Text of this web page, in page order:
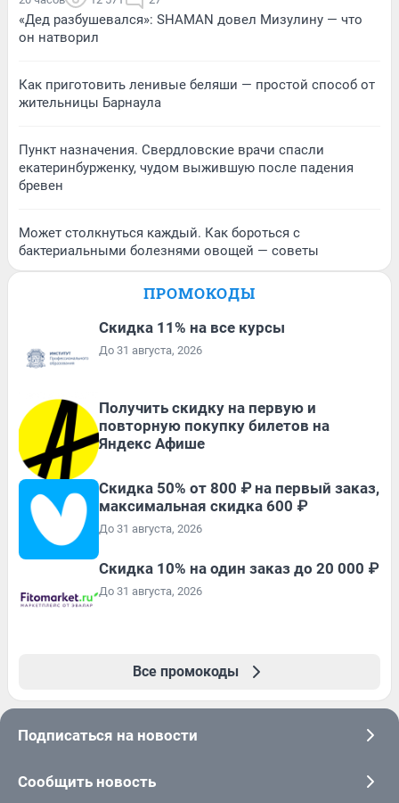
«Дед разбушевался»: SHAMAN довел Мизулину — что
он натворил
Как приготовить ленивые беляши — простой способ от
жительницы Барнаула
Пункт назначения. Свердловские врачи спасли
екатеринбурженку, чудом выжившую после падения
бревен
Может столкнуться каждый. Как бороться с
бактериальными болезнями овощей — советы
ПРОМОКОДЫ
Скидка 11% на все курсы
До 31 августа, 2026
Получить скидку на первую и
повторную покупку билетов на
Яндекс Афише
Скидка 50% от 800 ₽ на первый заказ,
максимальная скидка 600 ₽
До 31 августа, 2026
Скидка 10% на один заказ до 20 000 ₽
До 31 августа, 2026
Все промокоды
Подписаться на новости
Сообщить новость